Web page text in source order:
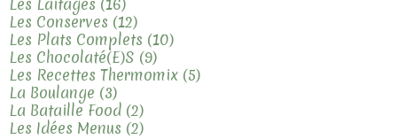
Les Conserves (12)
Les Plats Complets (10)
Les Chocolaté(e)s (9)
Les Recettes Thermomix (5)
La Boulange (3)
La Bataille Food (2)
Les Idées Menus (2)